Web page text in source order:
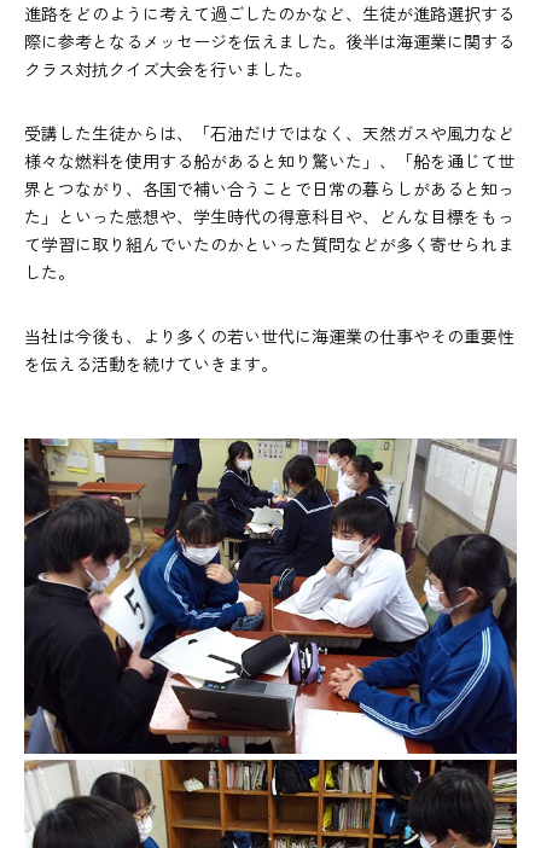
進路をどのように考えて過ごしたのかなど、生徒が進路選択する
際に参考となるメッセージを伝えました。後半は海運業に関する
クラス対抗クイズ大会を行いました。
受講した生徒からは、「石油だけではなく、天然ガスや風力など
様々な燃料を使用する船があると知り驚いた」、「船を通じて世
界とつながり、各国で補い合うことで日常の暮らしがあると知っ
た」といった感想や、学生時代の得意科目や、どんな目標をもっ
て学習に取り組んでいたのかといった質問などが多く寄せられま
した。
当社は今後も、より多くの若い世代に海運業の仕事やその重要性
を伝える活動を続けていきます。